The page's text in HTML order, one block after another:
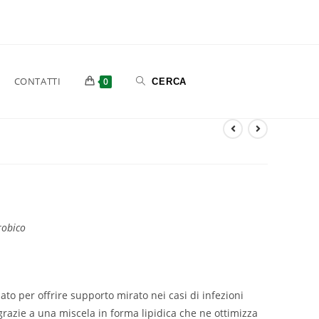
CONTATTI 0
per offrire supporto mirato nei casi di infezioni
a una miscela in forma lipidica che ne ottimizza